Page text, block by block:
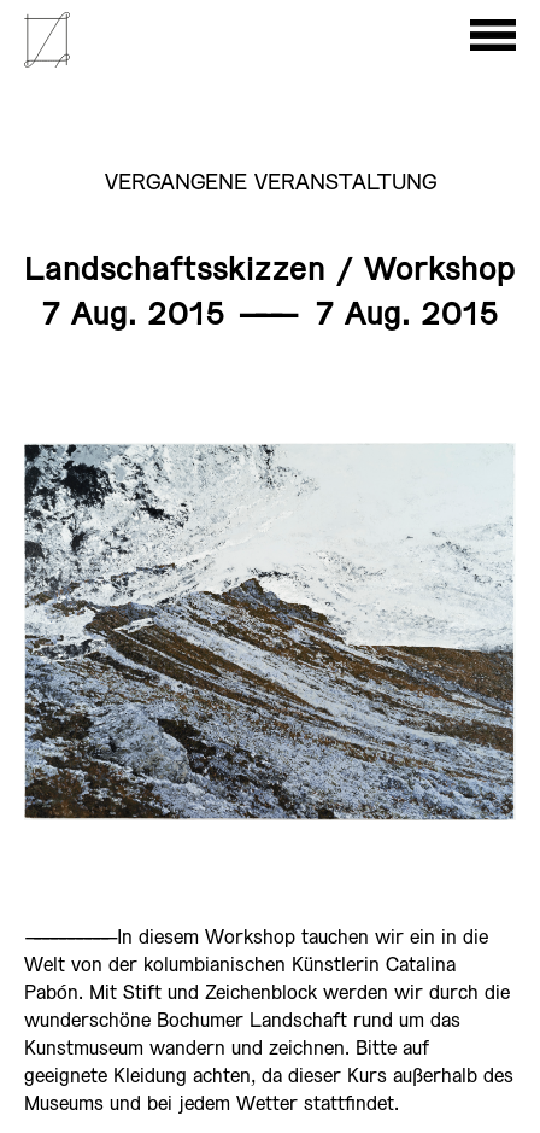
VERGANGENE VERANSTALTUNG
Landschaftsskizzen / Workshop
7 Aug. 2015 ——— 7 Aug. 2015
——————————In diesem Workshop tauchen wir ein in die
Welt von der kolumbianischen Künstlerin Catalina
Pabón. Mit Stift und Zeichenblock werden wir durch die
wunderschöne Bochumer Landschaft rund um das
Kunstmuseum wandern und zeichnen. Bitte auf
geeignete Kleidung achten, da dieser Kurs außerhalb des
Museums und bei jedem Wetter stattfindet.